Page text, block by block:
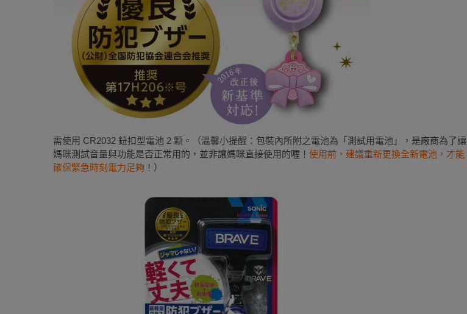
需使用 CR2032 鈕扣型電池 2 顆。（溫馨小提醒：包裝內所附之電池為「測試用電池」，是廠商為了讓
媽咪測試音量與功能是否正常用的，並非讓媽咪直接使用的喔！ 使用前，建議重新更換全新電池，才能
確保緊急時刻電力足夠 ！）